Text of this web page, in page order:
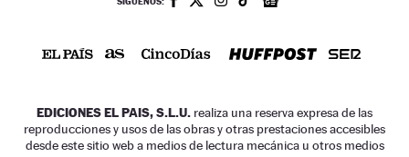
EDICIONES EL PAIS, S.L.U. realiza una reserva expresa de las
reproducciones y usos de las obras y otras prestaciones accesibles
desde este sitio web a medios de lectura mecánica u otros medios